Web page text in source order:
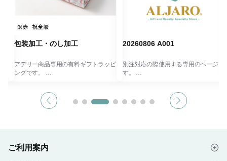
包装加工・のし加工
アデリー商品専用の有料ギフトラッピ
ングです。
1個につき100円申し受けます。
※包装加工のみもございます。
20260806 A001
別注対応の際使用する専用のページで
す。
お問い合わせをいただき必要に応じて
品、もらって嬉しいノベルティや販促
ご利用案内